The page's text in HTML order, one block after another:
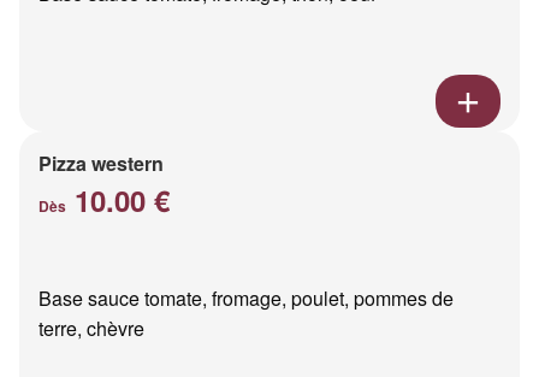
Pizza western
Dès 10.00 €
Base sauce tomate, fromage, poulet, pommes de
terre, chèvre